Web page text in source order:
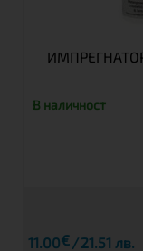
В наличност
11.00€ 21.51 лв.